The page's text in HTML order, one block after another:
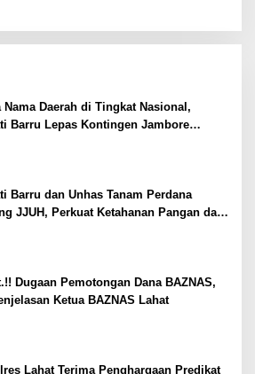
Nama Daerah di Tingkat Nasional,
Barru Lepas Kontingen Jambore
Barru dan Unhas Tanam Perdana
JJUH, Perkuat Ketahanan Pangan dan
Dugaan Pemotongan Dana BAZNAS,
Ketua BAZNAS Lahat
Lahat Terima Penghargaan Predikat